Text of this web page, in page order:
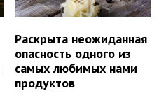
Раскрыта неожиданная
опасность одного из
самых любимых нами
продуктов